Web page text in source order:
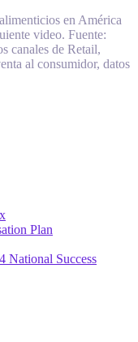
en América
video. Fuente:
canales de Retail,
al consumidor, datos
Plan
National Success